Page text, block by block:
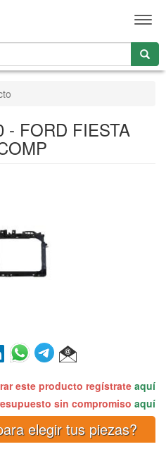
- FORD FIESTA
este producto regístrate aquí
sin compromiso aquí
elegir tus piezas?